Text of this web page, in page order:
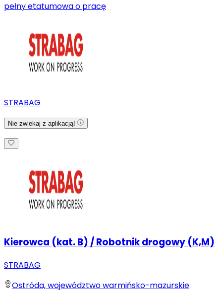
pełny etatumowa o pracę
STRABAG
Nie zwlekaj z aplikacją!
Kierowca (kat. B) / Robotnik drogowy (K,M)
STRABAG
Ostróda, województwo warmińsko-mazurskie